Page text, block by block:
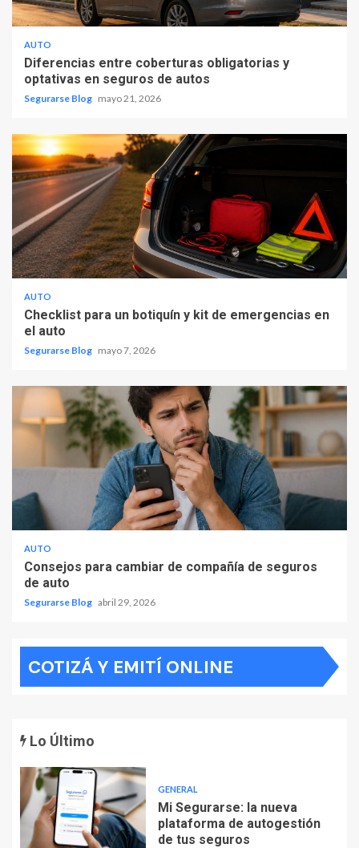
AUTO
Diferencias entre coberturas obligatorias y
optativas en seguros de autos
Segurarse Blog mayo 21, 2026
AUTO
Checklist para un botiquín y kit de emergencias en
el auto
Segurarse Blog mayo 7, 2026
AUTO
Consejos para cambiar de compañía de seguros
de auto
Segurarse Blog abril 29, 2026
COTIZÁ Y EMITÍ ONLINE
Lo Último
GENERAL
Mi Segurarse: la nueva
plataforma de autogestión
de tus seguros